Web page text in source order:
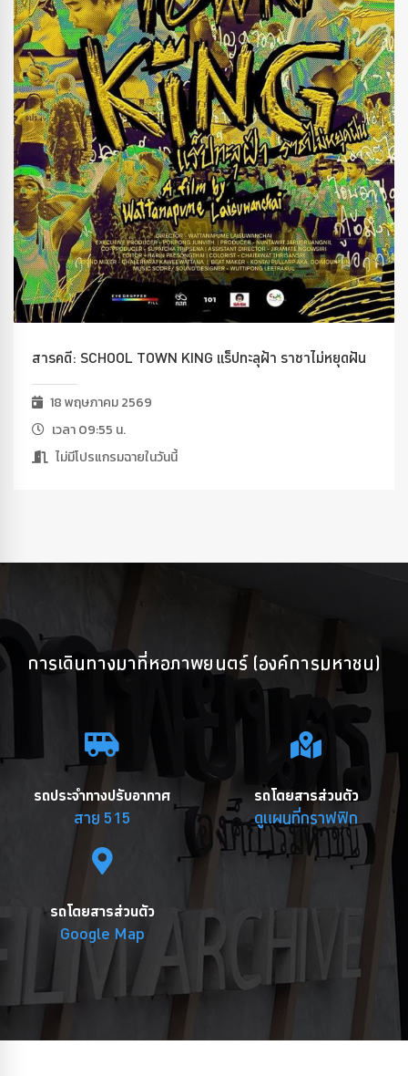
สารคดี: SCHOOL TOWN KING แร็ปทะลุฝ้า ราชาไม่หยุดฝัน
18 พฤษภาคม 2569
เวลา 09:55 น.
ไม่มีโปรแกรมฉายในวันนี้
การเดินทางมาที่หอภาพยนตร์ (องค์การมหาชน)
รถประจำทางปรับอากาศ
สาย 515
รถโดยสารส่วนตัว
ดูแผนที่กราฟฟิก
รถโดยสารส่วนตัว
Google Map